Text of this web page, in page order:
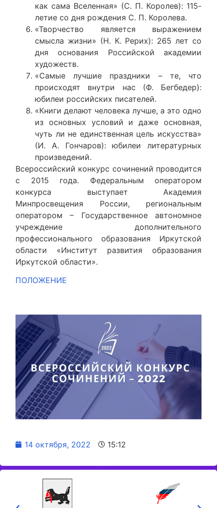
как сама Вселенная» (С. П. Королев): 115-
летие со дня рождения С. П. Королева.
«Творчество является выражением
смысла жизни» (Н. К. Рерих): 265 лет со
дня основания Российской академии
художеств.
«Самые лучшие праздники – те, что
происходят внутри нас (Ф. Бегбедер):
юбилеи российских писателей.
«Книги делают человека лучше, а это одно
из основных условий и даже основная,
чуть ли не единственная цель искусства»
(И. А. Гончаров): юбилеи литературных
произведений.
Всероссийский конкурс сочинений проводится
с 2015 года. Федеральным оператором
конкурса выступает Академия
Минпросвещения России, региональным
оператором – Государственное автономное
учреждение дополнительного
профессионального образования Иркутской
области «Институт развития образования
Иркутской области».
ПОЛОЖЕНИЕ
14 октября, 2022 15:12